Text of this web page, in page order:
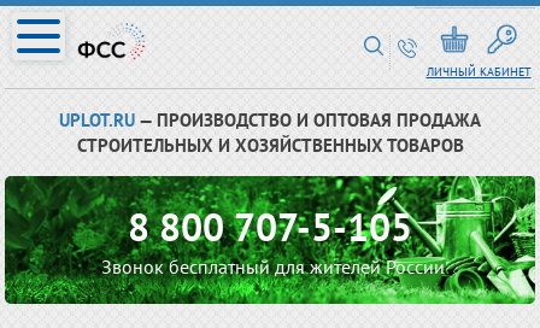
ЛИЧНЫЙ КАБИНЕТ
UPLOT.RU — ПРОИЗВОДСТВО И ОПТОВАЯ ПРОДАЖА
СТРОИТЕЛЬНЫХ И ХОЗЯЙСТВЕННЫХ ТОВАРОВ
8 800 707-5-105
Звонок бесплатный для жителей России